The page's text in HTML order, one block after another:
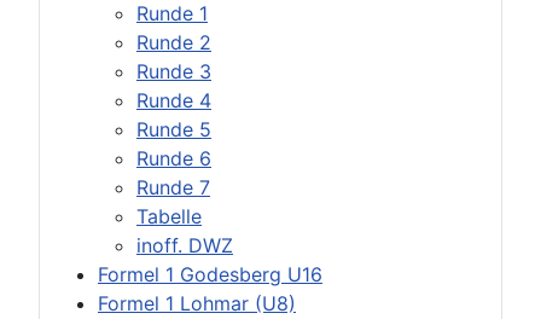
Runde 1
Runde 2
Runde 3
Runde 4
Runde 5
Runde 6
Runde 7
Tabelle
inoff. DWZ
Formel 1 Godesberg U16
Formel 1 Lohmar (U8)